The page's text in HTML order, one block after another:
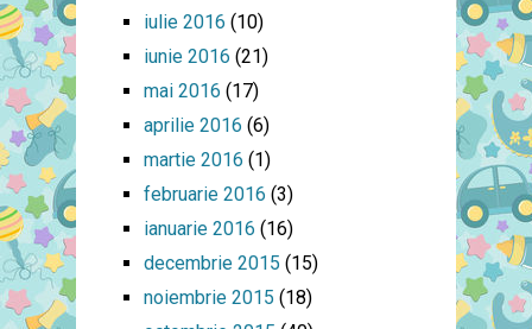
iulie 2016 (10)
iunie 2016 (21)
mai 2016 (17)
aprilie 2016 (6)
martie 2016 (1)
februarie 2016 (3)
ianuarie 2016 (16)
decembrie 2015 (15)
noiembrie 2015 (18)